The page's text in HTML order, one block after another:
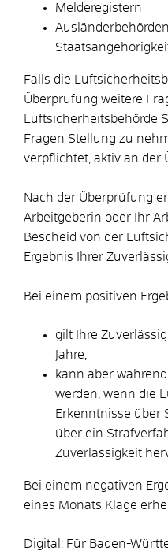
Melderegistern
​​​​​​​Falls die
Überprüfung weitere
Luftsicherheitsbehörde
Fragen Stellung zu
verpflichtet, aktiv an der
Nach der Überprüfung
Arbeitgeberin oder Ihr
Bescheid von der
Ergebnis Ihrer
Bei einem positiven
gilt Ihre
Jahre,
kann aber
werden, wenn die
Erkenntnisse über
über ein
Zuverlässigkeit
​​​​​​​Bei einem negativen
eines Monats Klage
Digital: Für Baden-